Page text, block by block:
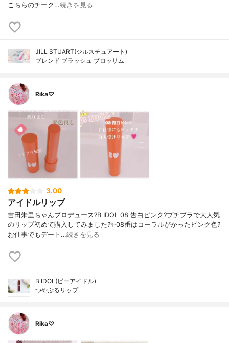
こちらのチーク…続きを見る
JILL STUART(ジルスチュアート)
ブレンド ブラッシュ ブロッサム
Rika♡
3.00
アイドルリップ
吉田朱里ちゃんプロデュース?B IDOL 08 告白ピンク?プチプラで大人気
のリップ初めて購入してみました?✨08番はコーラルがかったピンク色?
お仕事でもデート…続きを見る
B IDOL(ビーアイドル)
つやぷるリップ
Rika♡